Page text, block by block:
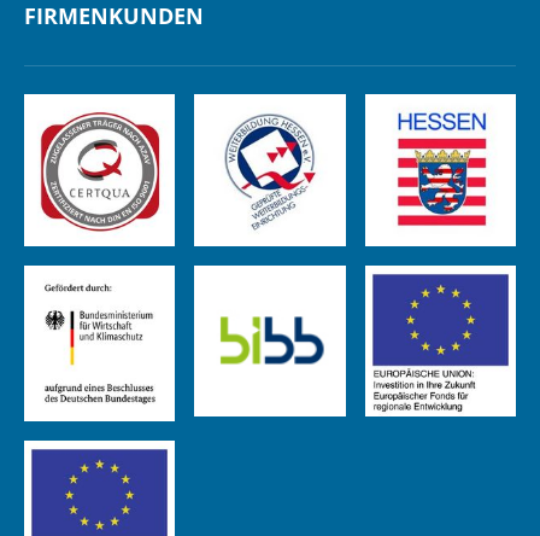
FIRMENKUNDEN